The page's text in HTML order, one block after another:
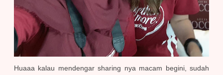
Huaaa kalau mendengar sharing nya macam begini, sudah